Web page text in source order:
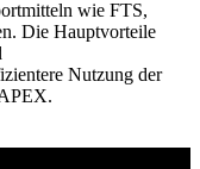
wie FTS,
Die Hauptvorteile
Nutzung der